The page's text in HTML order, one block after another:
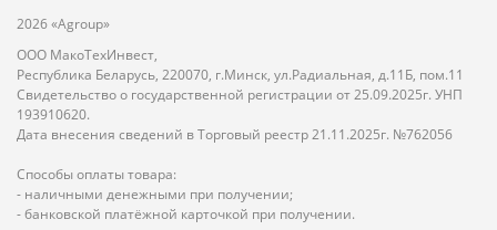
2026 «Agroup»
ООО МакоТехИнвест,
Республика Беларусь, 220070, г.Минск, ул.Радиальная, д.11Б, пом.11
Свидетельство о государственной регистрации от 25.09.2025г. УНП
193910620.
Дата внесения сведений в Торговый реестр 21.11.2025г. №762056
Способы оплаты товара:
- наличными денежными при получении;
- банковской платёжной карточкой при получении.